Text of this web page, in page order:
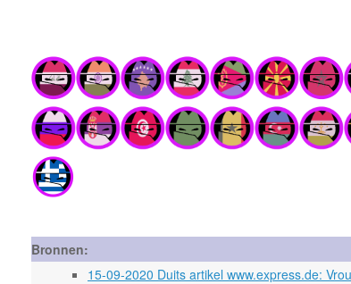
Bronnen:
15-09-2020 Duits artikel www.express.de: